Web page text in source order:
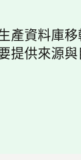
資料庫
供來源